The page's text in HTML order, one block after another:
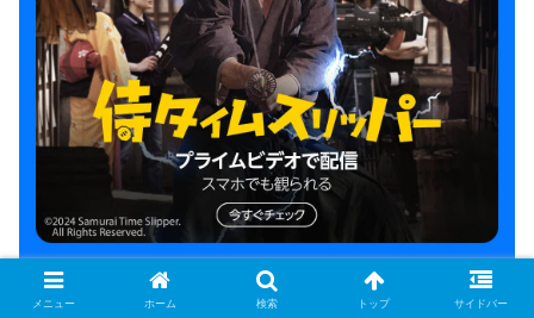
メニュー ホーム 検索 トップ サイドバー